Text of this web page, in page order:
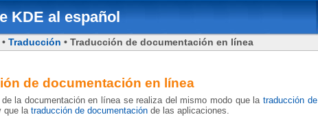
KDE al español
•Traducción • Traducción de documentación en línea
de documentación en línea
de la documentación en línea se realiza del mismo modo que la traducción de
que latraducción de documentación de las aplicaciones.